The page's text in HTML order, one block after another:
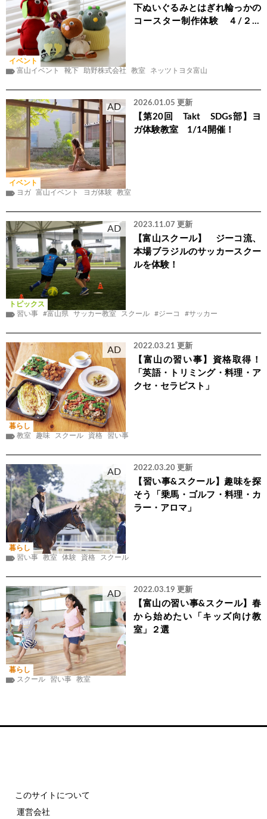
イベント
下ぬいぐるみとはぎれ輪っかの
コースター制作体験 ４/２２
富山イベント 靴下 助野株式会社 教室 ネッツトヨタ富山
AD
イベント
2026.01.05 更新
【第20回 Takt SDGs部】ヨ
ガ体験教室 1/14開催！
ヨガ 富山イベント ヨガ体験 教室
AD
トピックス
2023.11.07 更新
【富山スクール】 ジーコ流、
本場ブラジルのサッカースクー
ルを体験！
習い事 #富山県 サッカー教室 スクール #ジーコ #サッカー
AD
暮らし
2022.03.21 更新
【富山の習い事】資格取得！
「英語・トリミング・料理・ア
クセ・セラピスト」
教室 趣味 スクール 資格 習い事
AD
暮らし
2022.03.20 更新
【習い事&スクール】趣味を探
そう「乗馬・ゴルフ・料理・カ
ラー・アロマ」
習い事 教室 体験 資格 スクール
AD
暮らし
2022.03.19 更新
【富山の習い事&スクール】春
から始めたい「キッズ向け教
室」２選
スクール 習い事 教室
このサイトについて
運営会社